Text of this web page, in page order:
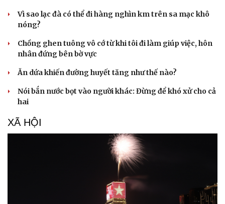
Vì sao lạc đà có thể đi hàng nghìn km trên sa mạc khô
nóng?
Chồng ghen tuông vô cớ từ khi tôi đi làm giúp việc, hôn
nhân đứng bên bờ vực
Ăn dứa khiến đường huyết tăng như thế nào?
Nói bắn nước bọt vào người khác: Đừng để khó xử cho cả
hai
XÃ HỘI